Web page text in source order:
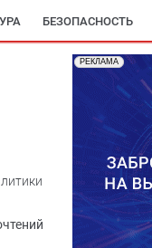
БЕЗОПАСНОСТЬ
РЕКЛАМА